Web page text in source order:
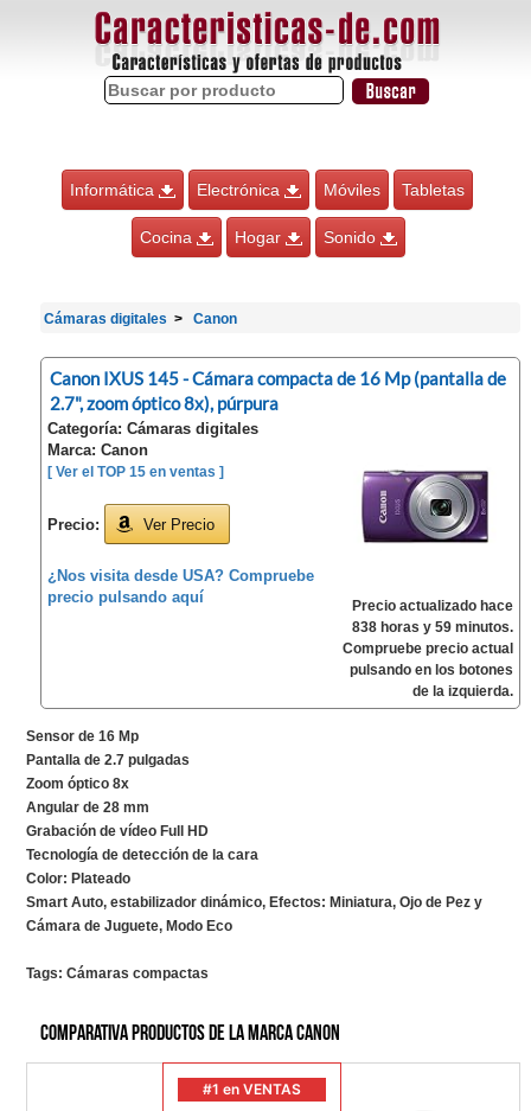
Informática Electrónica Móviles Tabletas
Cocina Hogar Sonido
Cámaras digitales Canon
Canon IXUS 145 - Cámara compacta de 16 Mp (pantalla de
2.7", zoom óptico 8x), púrpura
Categoría: Cámaras digitales
Marca: Canon
[ Ver el TOP 15 en ventas ]
Precio: Ver Precio
¿Nos visita desde USA? Compruebe
precio pulsando aquí
Precio actualizado hace
838 horas y 59 minutos.
Compruebe precio actual
pulsando en los botones
de la izquierda.
Sensor de 16 Mp
Pantalla de 2.7 pulgadas
Zoom óptico 8x
Angular de 28 mm
Grabación de vídeo Full HD
Tecnología de detección de la cara
Color: Plateado
Smart Auto, estabilizador dinámico, Efectos: Miniatura, Ojo de Pez y
Cámara de Juguete, Modo Eco
Tags: Cámaras compactas
Comparativa productos de la marca Canon
#1 en VENTAS